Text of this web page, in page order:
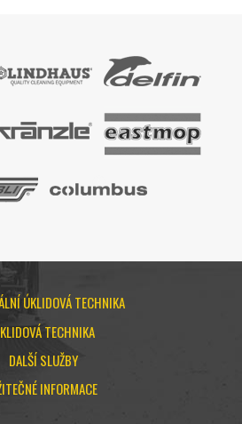
ÚKLIDOVÁ TECHNIKA
TECHNIKA
DALŠÍ SLUŽBY
INFORMACE